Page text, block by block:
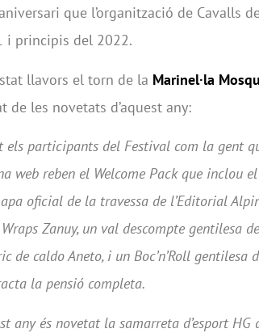
que l’organització de Cavalls
i principis del 2022.
llavors el torn de la Marinel·la
de les novetats d’aquest any:
els participants del Festival com la gent
web reben el Welcome Pack que inclou
oficial de la travessa de l’Editorial
Wraps Zanuy, un val descompte gentilesa
de caldo Aneto, i un Boc’n’Roll
la pensió completa.
any és novetat la samarreta d’esport